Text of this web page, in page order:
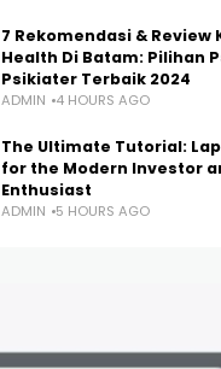
7 Rekomendasi & Review
Health Di Batam: Pilihan
Psikiater Terbaik 2024
ADMIN 4 HOURS AGO
The Ultimate Tutorial:
for the Modern Investor
Enthusiast
ADMIN 5 HOURS AGO